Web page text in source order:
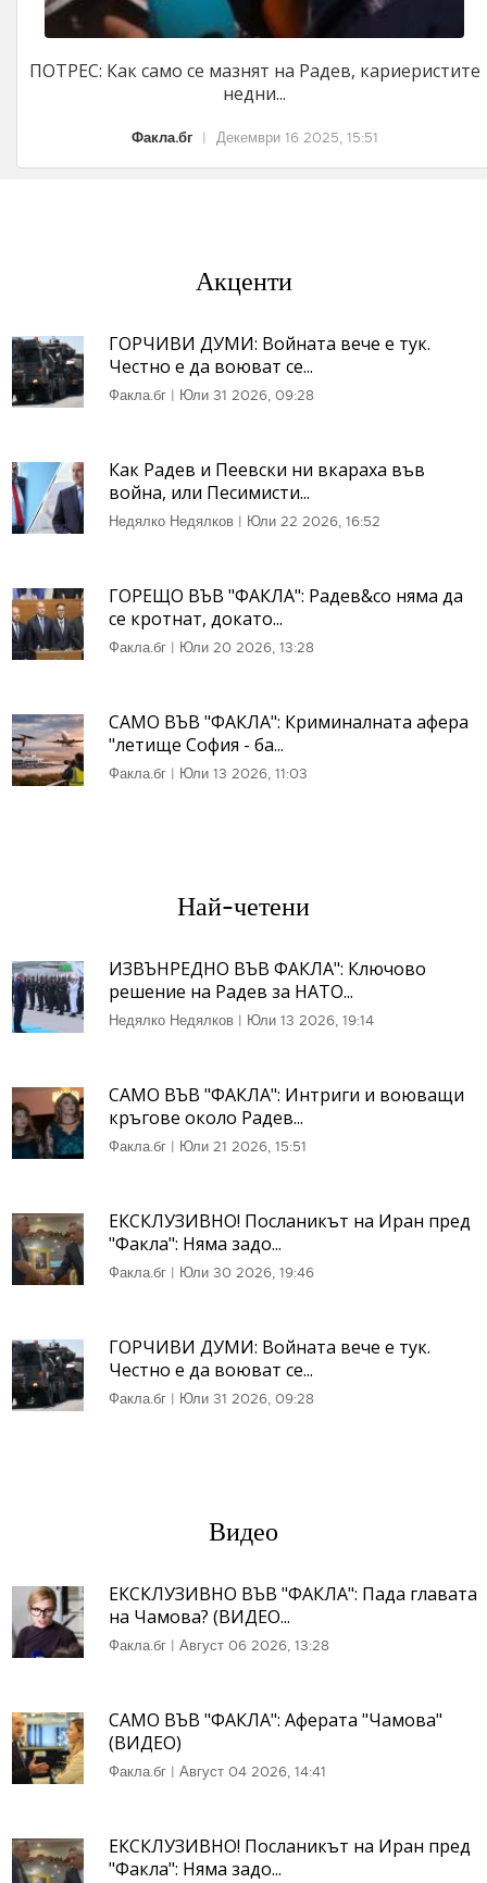
ПОТРЕС: Как само се мазнят на Радев, кариеристите
недни...
Факла.бг Декември 16 2025, 15:51
Акценти
ГОРЧИВИ ДУМИ: Войната вече е тук.
Честно е да воюват се...
Факла.бг | Юли 31 2026, 09:28
Как Радев и Пеевски ни вкараха във
война, или Песимисти...
Недялко Недялков | Юли 22 2026, 16:52
ГОРЕЩО ВЪВ "ФАКЛА": Радев&co няма да
се кротнат, докато...
Факла.бг | Юли 20 2026, 13:28
САМО ВЪВ "ФАКЛА": Криминалната афера
"летище София - ба...
Факла.бг | Юли 13 2026, 11:03
Най-четени
ИЗВЪНРЕДНО ВЪВ ФАКЛА": Ключово
решение на Радев за НАТО...
Недялко Недялков | Юли 13 2026, 19:14
САМО ВЪВ "ФАКЛА": Интриги и воюващи
кръгове около Радев...
Факла.бг | Юли 21 2026, 15:51
ЕКСКЛУЗИВНО! Посланикът на Иран пред
"Факла": Няма задо...
Факла.бг | Юли 30 2026, 19:46
ГОРЧИВИ ДУМИ: Войната вече е тук.
Честно е да воюват се...
Факла.бг | Юли 31 2026, 09:28
Видео
ЕКСКЛУЗИВНО ВЪВ "ФАКЛА": Пада главата
на Чамова? (ВИДЕО...
Факла.бг | Август 06 2026, 13:28
САМО ВЪВ "ФАКЛА": Аферата "Чамова"
(ВИДЕО)
Факла.бг | Август 04 2026, 14:41
ЕКСКЛУЗИВНО! Посланикът на Иран пред
"Факла": Няма задо...